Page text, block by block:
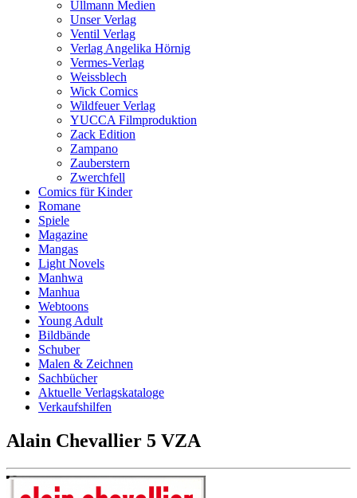
Ullmann Medien
Unser Verlag
Ventil Verlag
Verlag Angelika Hörnig
Vermes-Verlag
Weissblech
Wick Comics
Wildfeuer Verlag
YUCCA Filmproduktion
Zack Edition
Zampano
Zauberstern
Zwerchfell
Comics für Kinder
Romane
Spiele
Magazine
Mangas
Light Novels
Manhwa
Manhua
Webtoons
Young Adult
Bildbände
Schuber
Malen & Zeichnen
Sachbücher
Aktuelle Verlagskataloge
Verkaufshilfen
Alain Chevallier 5 VZA